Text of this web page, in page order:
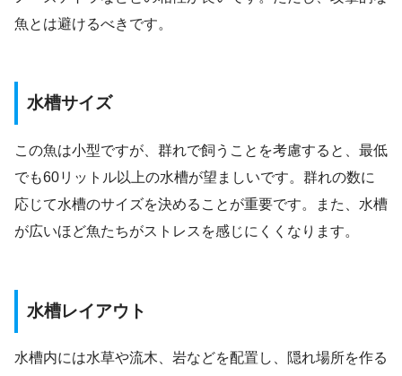
魚とは避けるべきです。
水槽サイズ
この魚は小型ですが、群れで飼うことを考慮すると、最低
でも60リットル以上の水槽が望ましいです。群れの数に
応じて水槽のサイズを決めることが重要です。また、水槽
が広いほど魚たちがストレスを感じにくくなります。
水槽レイアウト
水槽内には水草や流木、岩などを配置し、隠れ場所を作る